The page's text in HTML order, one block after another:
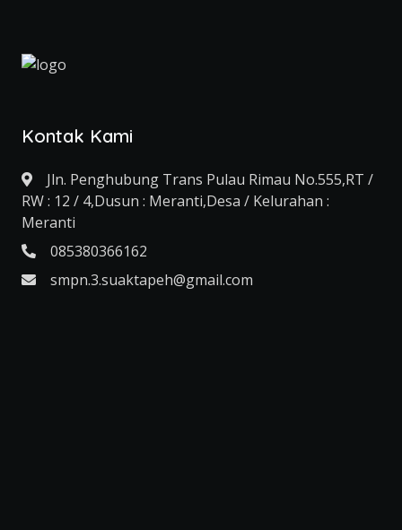
Kontak Kami
Jln. Penghubung Trans Pulau Rimau No.555,RT /
RW : 12 / 4,Dusun : Meranti,Desa / Kelurahan :
Meranti
085380366162
smpn.3.suaktapeh@gmail.com